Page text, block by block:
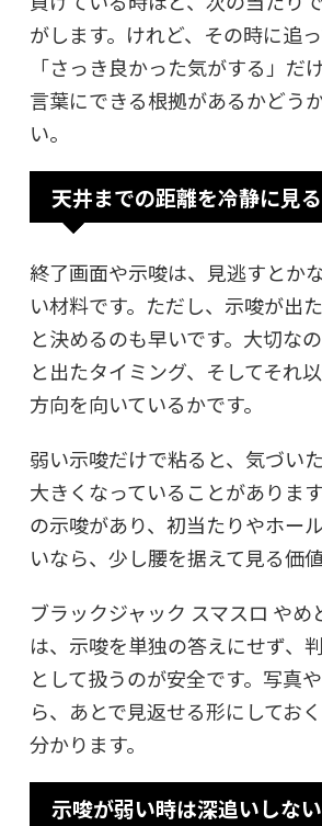
がします。けれど、その時に追
「さっき良かった気がする」だ
言葉にできる根拠があるかどう
い。
天井までの距離を冷静に見る
終了画面や示唆は、見逃すとか
い材料です。ただし、示唆が出
と決めるのも早いです。大切な
と出たタイミング、そしてそれ
方向を向いているかです。
弱い示唆だけで粘ると、気づい
大きくなっていることがありま
の示唆があり、初当たりやホー
いなら、少し腰を据えて見る価値
ブラックジャック スマスロ やめ
は、示唆を単独の答えにせず、
として扱うのが安全です。写真
ら、あとで見返せる形にしてお
分かります。
示唆が弱い時は深追いしない